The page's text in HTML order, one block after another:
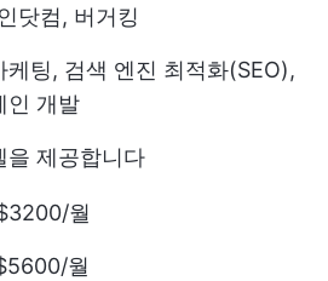
닷컴, 버거킹
케팅, 검색 엔진 최적화(SEO),
인 개발
을 제공합니다
월
월